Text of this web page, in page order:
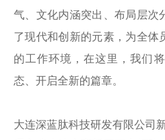
气、文化内涵突出、布局层次
了现代和创新的元素，为全体
的工作环境，在这里，我们
态、开启全新的篇章。
大连深蓝肽科技研发有限公司